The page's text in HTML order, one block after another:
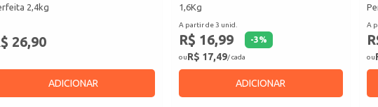
2,4kg
26,90
ADICIONAR
1,6Kg
A partir de 3 unid.
R$ 16,99 -3%
ouR$ 17,49/ cada
ADICIONAR
A
ou